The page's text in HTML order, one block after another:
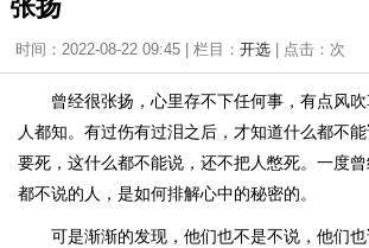
张扬
时间：2022-08-22 09:45 | 栏目： 开选 | 点击： 次
曾经很张扬，心里存不下任何事，有点风
人都知。有过伤有过泪之后，才知道什么都不
要死，这什么都不能说，还不把人憋死。一度
都不说的人，是如何排解心中的秘密的。
可是渐渐的发现，他们也不是不说，他们